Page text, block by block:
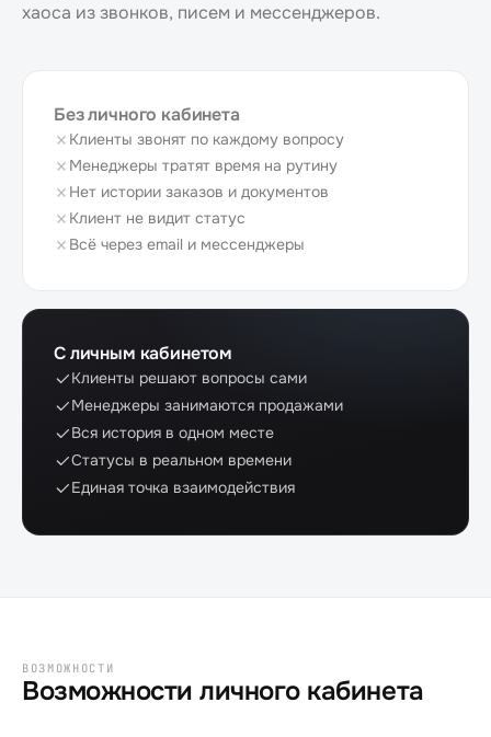
хаоса из звонков, писем и мессенджеров.
Без личного кабинета
Клиенты звонят по каждому вопросу
Менеджеры тратят время на рутину
Нет истории заказов и документов
Клиент не видит статус
Всё через email и мессенджеры
С личным кабинетом
Клиенты решают вопросы сами
Менеджеры занимаются продажами
Вся история в одном месте
Статусы в реальном времени
Единая точка взаимодействия
ВОЗМОЖНОСТИ
Возможности личного кабинета